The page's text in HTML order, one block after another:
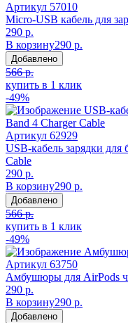
Артикул 57010
Micro-USB кабель для
290 р.
В корзину290 р.
Добавлено
566 р.
купить в 1 клик
-49%
Артикул 62929
USB-кабель зарядки
Cable
290 р.
В корзину290 р.
Добавлено
566 р.
купить в 1 клик
-49%
Артикул 63750
Амбушюры для AirPods
290 р.
В корзину290 р.
Добавлено